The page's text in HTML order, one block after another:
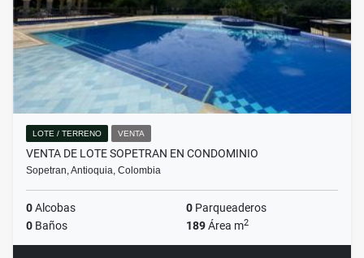
LOTE / TERRENO VENTA
VENTA DE LOTE SOPETRAN EN CONDOMINIO
Sopetran, Antioquia, Colombia
0Alcobas 0 Parqueaderos
0 Baños 189Área m2